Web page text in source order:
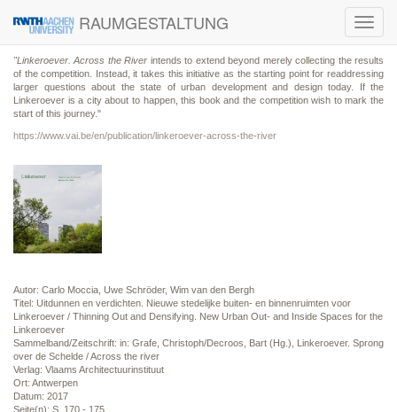
RAUMGESTALTUNG
"Linkeroever. Across the River intends to extend beyond merely collecting the results
of the competition. Instead, it takes this initiative as the starting point for readdressing
larger questions about the state of urban development and design today. If the
Linkeroever is a city about to happen, this book and the competition wish to mark the
start of this journey."
https://www.vai.be/en/publication/linkeroever-across-the-river
Autor: Carlo Moccia, Uwe Schröder, Wim van den Bergh
Titel: Uitdunnen en verdichten. Nieuwe stedelijke buiten- en binnenruimten voor
Linkeroever / Thinning Out and Densifying. New Urban Out- and Inside Spaces for the
Linkeroever
Sammelband/Zeitschrift: in: Grafe, Christoph/Decroos, Bart (Hg.), Linkeroever. Sprong
over de Schelde / Across the river
Verlag: Vlaams Architectuurinstituut
Ort: Antwerpen
Datum: 2017
Seite(n): S. 170 - 175